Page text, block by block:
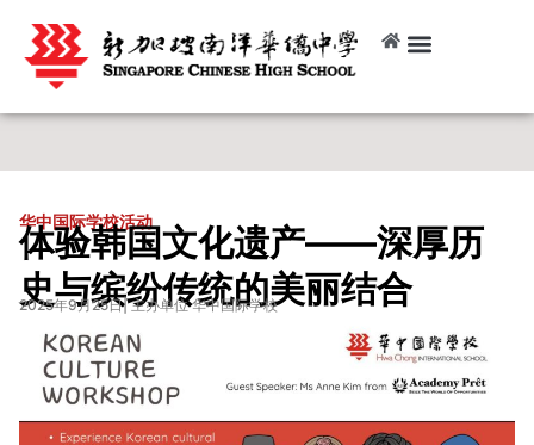
华中国际学校活动
体验韩国文化遗产——深厚历
史与缤纷传统的美丽结合
2025年9月25日| 主办单位 华中国际学校